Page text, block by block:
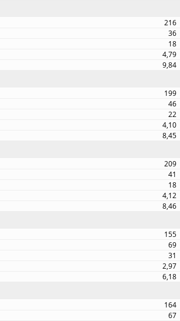
216
36
18
4,79
9,84
199
46
22
4,10
8,45
209
41
18
4,12
8,46
155
69
31
2,97
6,18
164
67